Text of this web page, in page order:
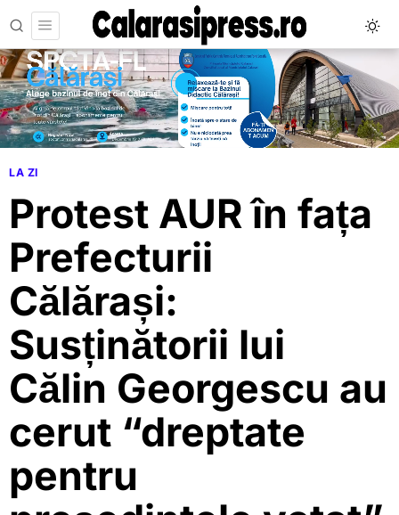
LA ZI
Protest AUR în fața
Prefecturii
Călărași:
Susținătorii lui
Călin Georgescu au
cerut “dreptate
pentru